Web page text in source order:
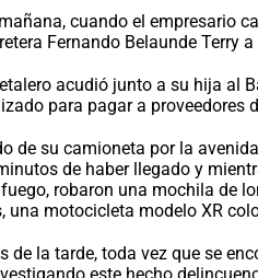
cuando el empresario
Fernando Belaunde Terry
acudió junto a su hija al
para pagar a
de su camioneta por la
de haber llegado y
robaron una mochila de
motocicleta modelo XR
de la tarde, toda vez que se